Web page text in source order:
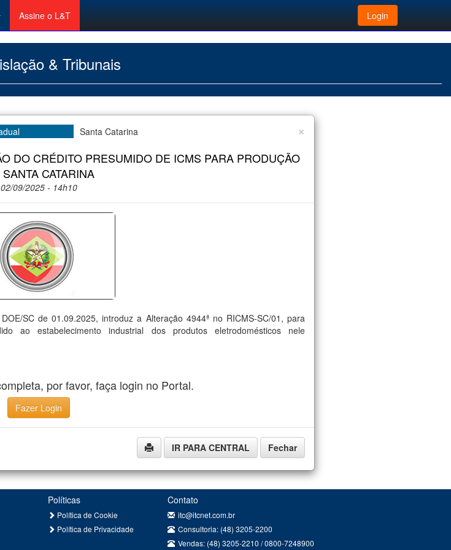
Assine o L&T Login
& Tribunais
×
Santa Catarina
DO CRÉDITO PRESUMIDO DE ICMS PARA PRODUÇÃO
CATARINA
02/09/2025 - 14h10
SC de 01.09.2025, introduz a Alteração 4944ª no RICMS-SC/01, para
ao estabelecimento industrial dos produtos eletrodomésticos nele
por favor, faça login no Portal.
Fazer Login
IR PARA CENTRAL Fechar
Políticas
Política de Cookie
Política de Privacidade
Contato
itc@itcnet.com.br
Consultoria: (48) 3205-2200
Vendas: (48) 3205-2210 / 0800-7248900